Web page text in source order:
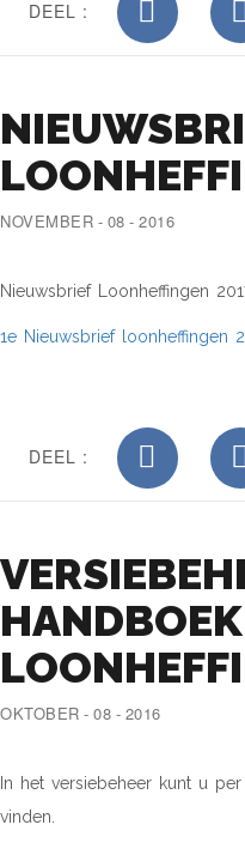
DEEL :
NOVEMBER - 08 - 2016
Nieuwsbrief Loonheffingen
1e Nieuwsbrief loonheffingen
DEEL :
HANDBOEK
OKTOBER - 08 - 2016
In het versiebeheer kunt u
vinden.